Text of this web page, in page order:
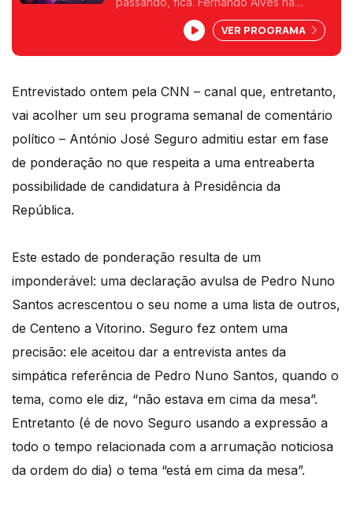
VER PROGRAMA
Entrevistado ontem pela CNN – canal que, entretanto,
vai acolher um seu programa semanal de comentário
político – António José Seguro admitiu estar em fase
de ponderação no que respeita a uma entreaberta
possibilidade de candidatura à Presidência da
República.
Este estado de ponderação resulta de um
imponderável: uma declaração avulsa de Pedro Nuno
Santos acrescentou o seu nome a uma lista de outros,
de Centeno a Vitorino. Seguro fez ontem uma
precisão: ele aceitou dar a entrevista antes da
simpática referência de Pedro Nuno Santos, quando o
tema, como ele diz, “não estava em cima da mesa”.
Entretanto (é de novo Seguro usando a expressão a
todo o tempo relacionada com a arrumação noticiosa
da ordem do dia) o tema “está em cima da mesa”.